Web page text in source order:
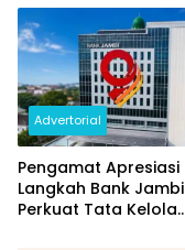
Advertorial
Pengamat Apresiasi
Langkah Bank Jambi
Perkuat Tata Kelola